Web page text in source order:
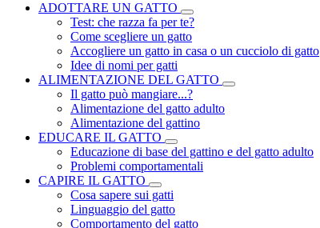
ADOTTARE UN GATTO
Test: che razza fa per te?
Come scegliere un gatto
Accogliere un gatto in casa o un cucciolo di gatto
Idee di nomi per gatti
ALIMENTAZIONE DEL GATTO
Il gatto può mangiare...?
Alimentazione del gatto adulto
Alimentazione del gattino
EDUCARE IL GATTO
Educazione di base del gattino e del gatto adulto
Problemi comportamentali
CAPIRE IL GATTO
Cosa sapere sui gatti
Linguaggio del gatto
Comportamento del gatto